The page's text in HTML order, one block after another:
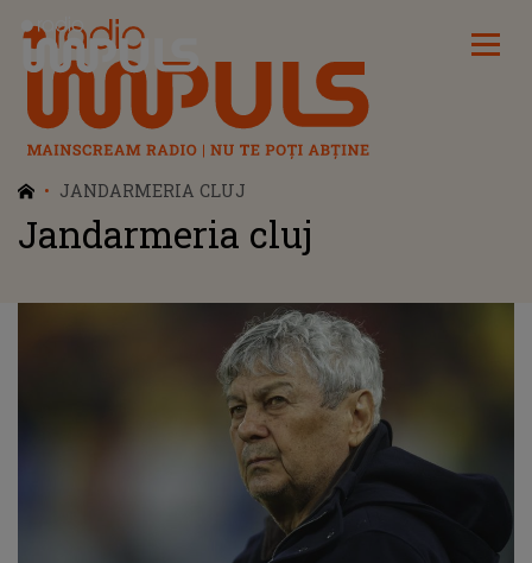
Radio Impuls
JANDARMERIA CLUJ
Jandarmeria cluj